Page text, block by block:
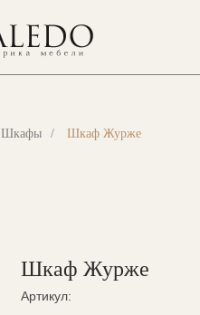
Шкафы / Шкаф Журже
Шкаф Журже
Артикул: